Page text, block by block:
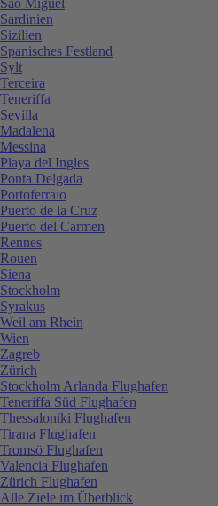
Sardinien
Sizilien
Spanisches Festland
Sylt
Terceira
Teneriffa
Sevilla
Madalena
Messina
Playa del Ingles
Ponta Delgada
Portoferraio
Puerto de la Cruz
Puerto del Carmen
Rennes
Rouen
Siena
Stockholm
Syrakus
Weil am Rhein
Wien
Zagreb
Zürich
Stockholm Arlanda Flughafen
Teneriffa Süd Flughafen
Thessaloniki Flughafen
Tirana Flughafen
Tromsö Flughafen
Valencia Flughafen
Zürich Flughafen
Alle Ziele im Überblick